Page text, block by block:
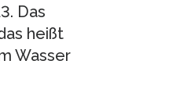
Das
heißt
Wasser